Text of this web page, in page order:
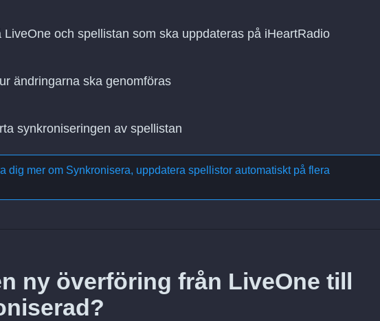
och spellistan som ska uppdateras på iHeartRadio
ändringarna ska genomföras
synkroniseringen av spellistan
dig mer om Synkronisera, uppdatera spellistor automatiskt på flera
ny överföring från LiveOne till